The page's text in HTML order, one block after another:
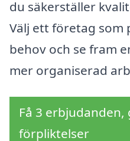
du säkerställer
Välj ett företag som
behov och se fram
mer organiserad
Få 3
förpliktelser